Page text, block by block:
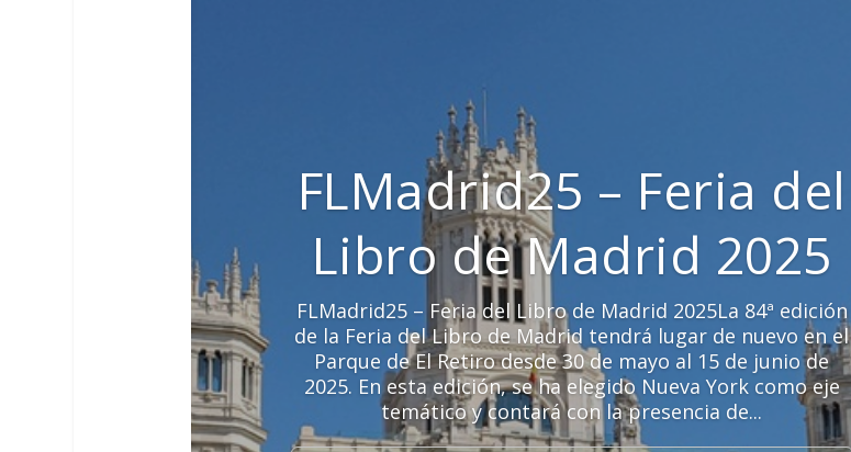
FLMadrid25 – Feria del
Libro de Madrid 2025
FLMadrid25 – Feria del Libro de Madrid 2025La 84ª edición
de la Feria del Libro de Madrid tendrá lugar de nuevo en el
Parque de El Retiro desde 30 de mayo al 15 de junio de
2025. En esta edición, se ha elegido Nueva York como eje
temático y contará con la presencia de...